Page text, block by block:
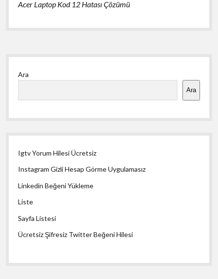
Acer Laptop Kod 12 Hatası Çözümü
Yan
Menü
Ara
Ara
Igtv Yorum Hilesi Ücretsiz
Instagram Gizli Hesap Görme Uygulamasız
Linkedin Beğeni Yükleme
Liste
Sayfa Listesi
Ücretsiz Şifresiz Twitter Beğeni Hilesi